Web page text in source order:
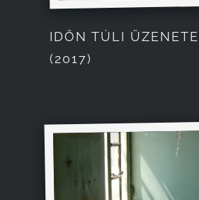
IDŐN TÚLI
(2017)